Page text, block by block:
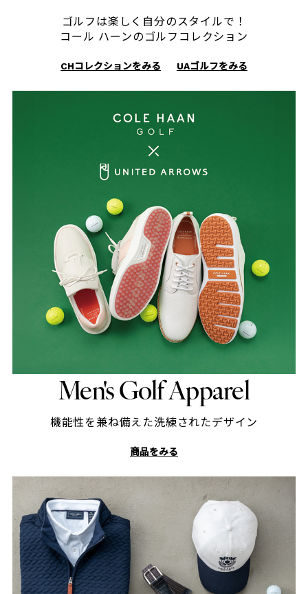
ゴルフは楽しく自分のスタイルで！
コール ハーンのゴルフコレクション
CHコレクションをみる UAゴルフをみる
Men's Golf Apparel
機能性を兼ね備えた洗練されたデザイン
商品をみる